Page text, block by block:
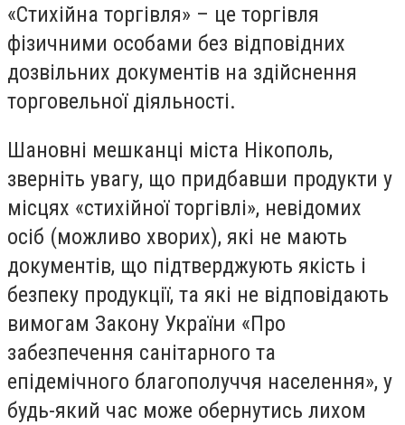
«Стихійна торгівля» – це торгівля
фізичними особами без відповідних
дозвільних документів на здійснення
торговельної діяльності.
Шановні мешканці міста Нікополь,
зверніть увагу, що придбавши продукти у
місцях «стихійної торгівлі», невідомих
осіб (можливо хворих), які не мають
документів, що підтверджують якість і
безпеку продукції, та які не відповідають
вимогам Закону України «Про
забезпечення санітарного та
епідемічного благополуччя населення», у
будь-який час може обернутись лихом